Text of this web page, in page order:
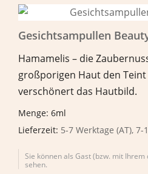
Gesichtsampullen
Hamamelis – die
großporigen Haut den
verschönert das Hautbild.
Menge: 6ml
Lieferzeit: 5-7 Werktage (AT), 7-
Sie können als Gast (bzw. mit
sehen.